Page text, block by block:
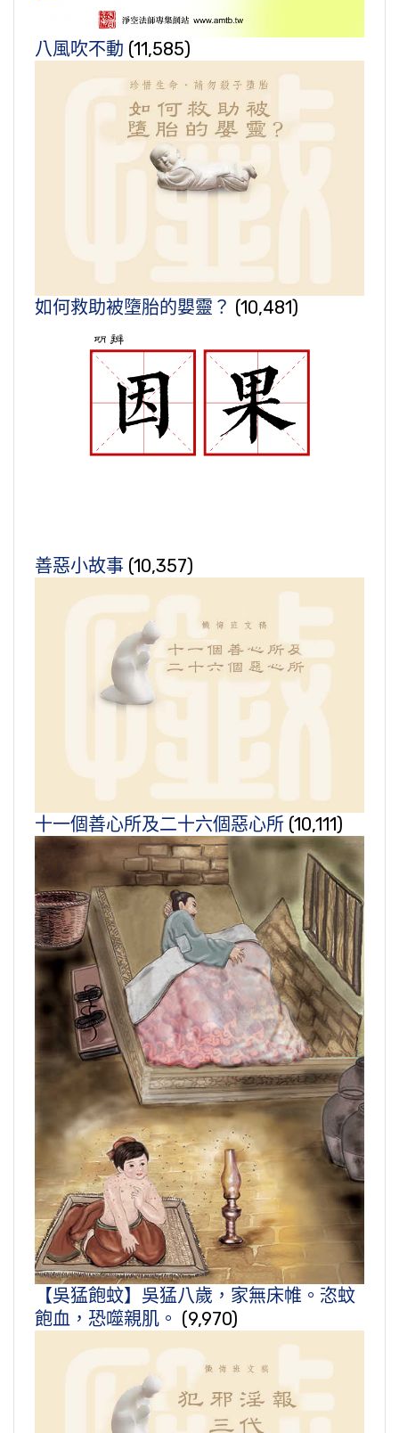
八風吹不動 (11,585)
如何救助被墮胎的嬰靈？ (10,481)
善惡小故事 (10,357)
十一個善心所及二十六個惡心所 (10,111)
【吳猛飽蚊】吳猛八歲，家無床帷。恣蚊
飽血，恐噬親肌。 (9,970)